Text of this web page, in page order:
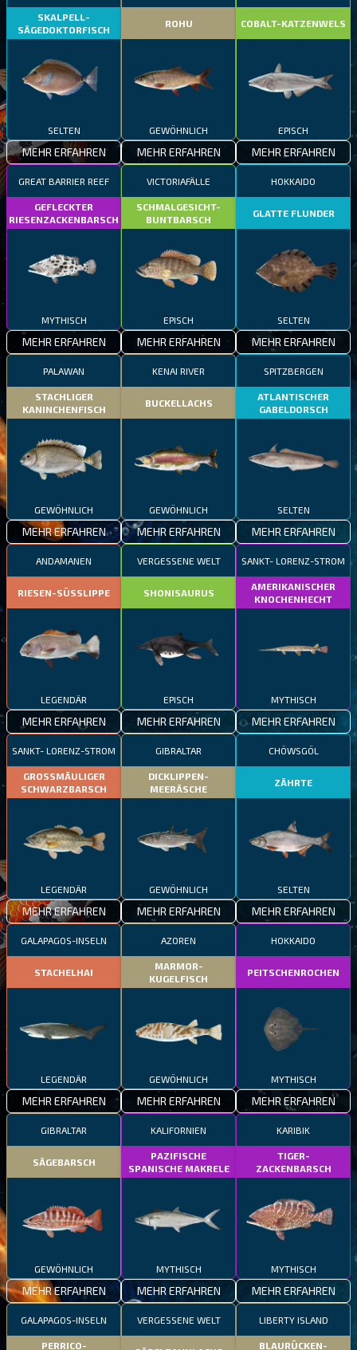
SKALPELL-
SÄGEDOKTORFISCH
SELTEN
MEHR ERFAHREN
ROHU
GEWÖHNLICH
MEHR ERFAHREN
COBALT-KATZENWELS
EPISCH
MEHR ERFAHREN
GREAT BARRIER REEF
GEFLECKTER
RIESENZACKENBARSCH
MYTHISCH
MEHR ERFAHREN
VICTORIAFÄLLE
SCHMALGESICHT-
BUNTBARSCH
EPISCH
MEHR ERFAHREN
HOKKAIDO
GLATTE FLUNDER
SELTEN
MEHR ERFAHREN
PALAWAN
STACHLIGER
KANINCHENFISCH
GEWÖHNLICH
MEHR ERFAHREN
KENAI RIVER
BUCKELLACHS
GEWÖHNLICH
MEHR ERFAHREN
SPITZBERGEN
ATLANTISCHER
GABELDORSCH
SELTEN
MEHR ERFAHREN
ANDAMANEN
RIESEN-SÜSSLIPPE
LEGENDÄR
MEHR ERFAHREN
VERGESSENE WELT
SHONISAURUS
EPISCH
MEHR ERFAHREN
SANKT- LORENZ-STROM
AMERIKANISCHER
KNOCHENHECHT
MYTHISCH
MEHR ERFAHREN
SANKT- LORENZ-STROM
GROSSMÄULIGER
SCHWARZBARSCH
LEGENDÄR
MEHR ERFAHREN
GIBRALTAR
DICKLIPPEN-
MEERÄSCHE
GEWÖHNLICH
MEHR ERFAHREN
CHÖWSGÖL
ZÄHRTE
SELTEN
MEHR ERFAHREN
GALAPAGOS-INSELN
STACHELHAI
LEGENDÄR
MEHR ERFAHREN
AZOREN
MARMOR-
KUGELFISCH
GEWÖHNLICH
MEHR ERFAHREN
HOKKAIDO
PEITSCHENROCHEN
MYTHISCH
MEHR ERFAHREN
GIBRALTAR
SÄGEBARSCH
GEWÖHNLICH
MEHR ERFAHREN
KALIFORNIEN
PAZIFISCHE
SPANISCHE MAKRELE
MYTHISCH
MEHR ERFAHREN
KARIBIK
TIGER-
ZACKENBARSCH
MYTHISCH
MEHR ERFAHREN
GALAPAGOS-INSELN
PERRICO-
VERGESSENE WELT LIBERTY ISLAND
BLAURÜCKEN-